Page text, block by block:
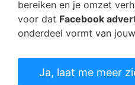
bereiken en je omzet
voor dat Facebook
onderdeel vormt van
Ja, laat me meer